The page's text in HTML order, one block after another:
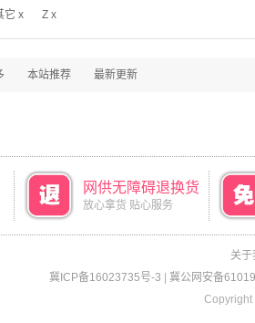
它 x Z x
本站推荐 最新更新
网供无障碍退换货
放心拿货 贴心服务
关于
冀ICP备16023735号-3
冀公网安备